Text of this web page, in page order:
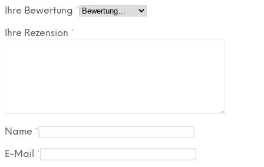
Ihre Bewertung *
Ihre Rezension *
Name *
E-Mail *